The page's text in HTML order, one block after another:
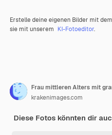
Erstelle deine eigenen Bilder mit dem
sie mit unserem KI-Fotoeditor.
krakenimages.com
Diese Fotos könnten dir